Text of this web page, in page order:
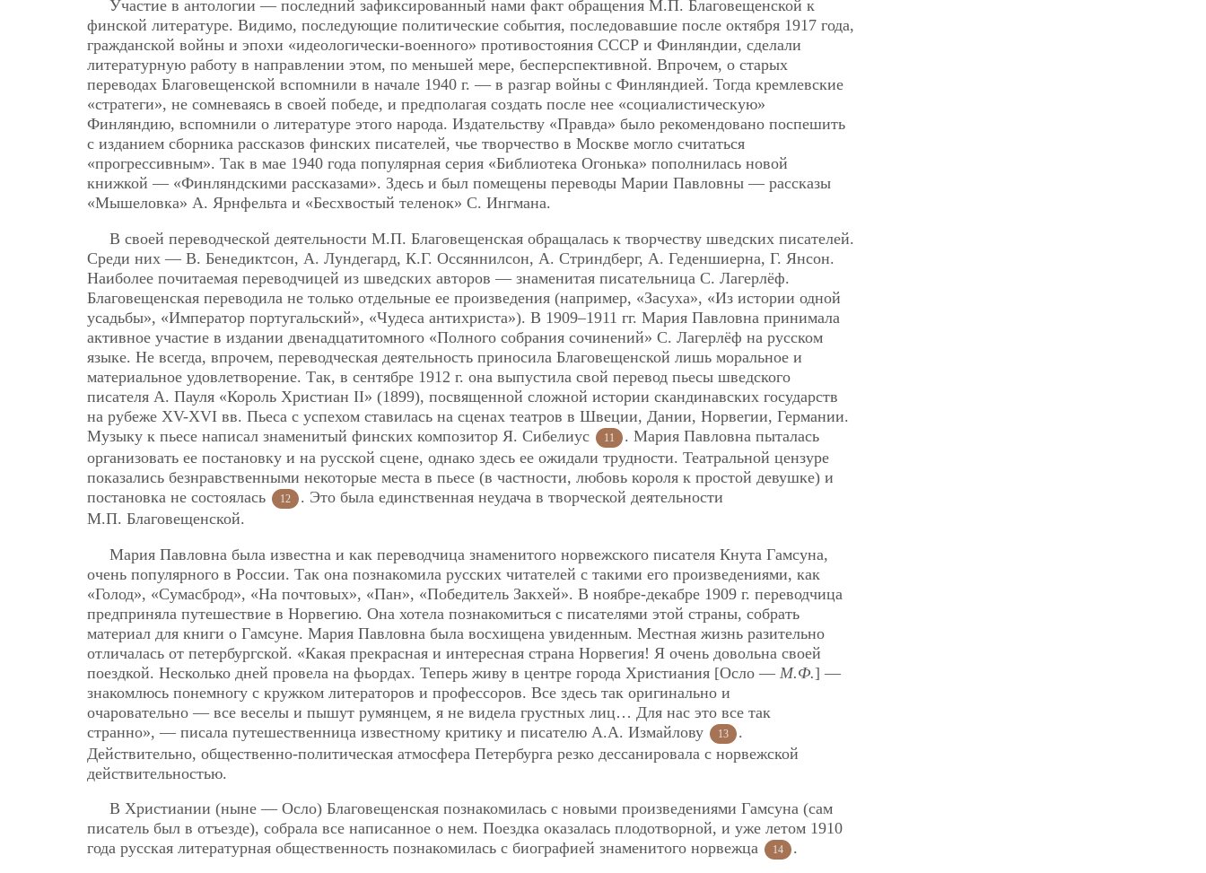
Участие в антологии — последний зафиксированный нами факт обращения М.П. Благовещенской к
финской литературе. Видимо, последующие политические события, последовавшие после октября 1917 года,
гражданской войны и эпохи «идеологически-военного» противостояния СССР и Финляндии, сделали
литературную работу в направлении этом, по меньшей мере, бесперспективной. Впрочем, о старых
переводах Благовещенской вспомнили в начале 1940 г. — в разгар войны с Финляндией. Тогда кремлевские
«стратеги», не сомневаясь в своей победе, и предполагая создать после нее «социалистическую»
Финляндию, вспомнили о литературе этого народа. Издательству «Правда» было рекомендовано поспешить
с изданием сборника рассказов финских писателей, чье творчество в Москве могло считаться
«прогрессивным». Так в мае 1940 года популярная серия «Библиотека Огонька» пополнилась новой
книжкой — «Финляндскими рассказами». Здесь и был помещены переводы Марии Павловны — рассказы
«Мышеловка» А. Ярнфельта и «Бесхвостый теленок» С. Ингмана.
В своей переводческой деятельности М.П. Благовещенская обращалась к творчеству шведских писателей.
Среди них — В. Бенедиктсон, А. Лундегард, К.Г. Оссяннилсон, А. Стриндберг, А. Геденшиерна, Г. Янсон.
Наиболее почитаемая переводчицей из шведских авторов — знаменитая писательница С. Лагерлёф.
Благовещенская переводила не только отдельные ее произведения (например, «Засуха», «Из истории одной
усадьбы», «Император португальский», «Чудеса антихриста»). В 1909–1911 гг. Мария Павловна принимала
активное участие в издании двенадцатитомного «Полного собрания сочинений» С. Лагерлёф на русском
языке. Не всегда, впрочем, переводческая деятельность приносила Благовещенской лишь моральное и
материальное удовлетворение. Так, в сентябре 1912 г. она выпустила свой перевод пьесы шведского
писателя А. Пауля «Король Христиан II» (1899), посвященной сложной истории скандинавских государств
на рубеже XV-XVI вв. Пьеса с успехом ставилась на сценах театров в Швеции, Дании, Норвегии, Германии.
Музыку к пьесе написал знаменитый финских композитор Я. Сибелиус
11
. Мария Павловна пыталась
организовать ее постановку и на русской сцене, однако здесь ее ожидали трудности. Театральной цензуре
показались безнравственными некоторые места в пьесе (в частности, любовь короля к простой девушке) и
постановка не состоялась
12
. Это была единственная неудача в творческой деятельности
М.П. Благовещенской.
Мария Павловна была известна и как переводчица знаменитого норвежского писателя Кнута Гамсуна,
очень популярного в России. Так она познакомила русских читателей с такими его произведениями, как
«Голод», «Сумасброд», «На почтовых», «Пан», «Победитель Закхей». В ноябре-декабре 1909 г. переводчица
предприняла путешествие в Норвегию. Она хотела познакомиться с писателями этой страны, собрать
материал для книги о Гамсуне. Мария Павловна была восхищена увиденным. Местная жизнь разительно
отличалась от петербургской. «Какая прекрасная и интересная страна Норвегия! Я очень довольна своей
поездкой. Несколько дней провела на фьордах. Теперь живу в центре города Христиания [Осло — М.Ф.] —
знакомлюсь понемногу с кружком литераторов и профессоров. Все здесь так оригинально и
очаровательно — все веселы и пышут румянцем, я не видела грустных лиц… Для нас это все так
странно», — писала путешественница известному критику и писателю А.А. Измайлову
13
.
Действительно, общественно-политическая атмосфера Петербурга резко дессанировала с норвежской
действительностью.
В Христиании (ныне — Осло) Благовещенская познакомилась с новыми произведениями Гамсуна (сам
писатель был в отъезде), собрала все написанное о нем. Поездка оказалась плодотворной, и уже летом 1910
года русская литературная общественность познакомилась с биографией знаменитого норвежца
14 .